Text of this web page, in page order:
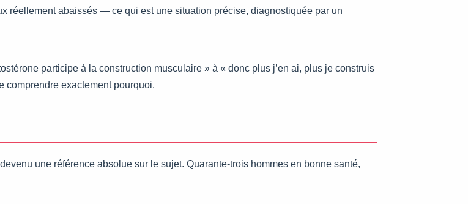
réellement abaissés — ce qui est une situation précise, diagnostiquée par un
participe à la construction musculaire » à « donc plus j’en ai, plus je construis
comprendre exactement pourquoi.
une référence absolue sur le sujet. Quarante-trois hommes en bonne santé,